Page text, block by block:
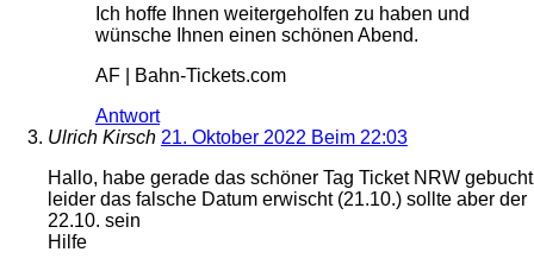
Ich hoffe Ihnen weitergeholfen zu haben und
wünsche Ihnen einen schönen Abend.
AF | Bahn-Tickets.com
Antwort
Ulrich Kirsch 21. Oktober 2022 Beim 22:03
Hallo, habe gerade das schöner Tag Ticket NRW gebucht
leider das falsche Datum erwischt (21.10.) sollte aber der
22.10. sein
Hilfe